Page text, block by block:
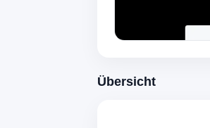
Übersicht